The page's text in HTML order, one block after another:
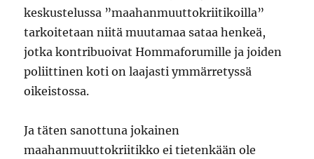
keskustelussa ”maahanmuuttokriitikoilla”
tarkoitetaan niitä muutamaa sataa henkeä,
jotka kontribuoivat Hommaforumille ja joiden
poliittinen koti on laajasti ymmärretyssä
oikeistossa.
Ja täten sanottuna jokainen
maahanmuuttokriitikko ei tietenkään ole